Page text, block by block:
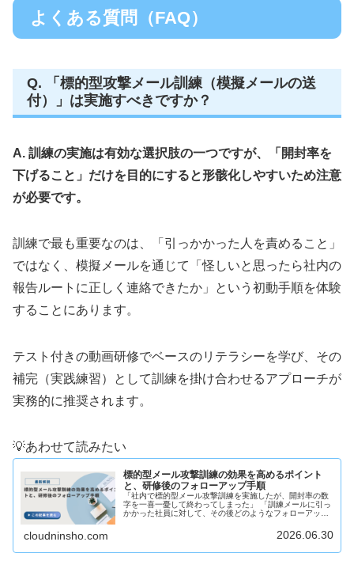
よくある質問（FAQ）
Q. 「標的型攻撃メール訓練（模擬メールの送
付）」は実施すべきですか？
A. 訓練の実施は有効な選択肢の一つですが、「開封率を
下げること」だけを目的にすると形骸化しやすいため注意
が必要です。
訓練で最も重要なのは、「引っかかった人を責めること」
ではなく、模擬メールを通じて「怪しいと思ったら社内の
報告ルートに正しく連絡できたか」という初動手順を体験
することにあります。
テスト付きの動画研修でベースのリテラシーを学び、その
補完（実践練習）として訓練を掛け合わせるアプローチが
実務的に推奨されます。
💡あわせて読みたい
標的型メール攻撃訓練の効果を高めるポイント
と、研修後のフォローアップ手順
「社内で標的型メール攻撃訓練を実施したが、開封率の数
字を一喜一憂して終わってしまった」 「訓練メールに引っ
かかった社員に対して、その後どのようなフォローアップ
cloudninsho.com 2026.06.30